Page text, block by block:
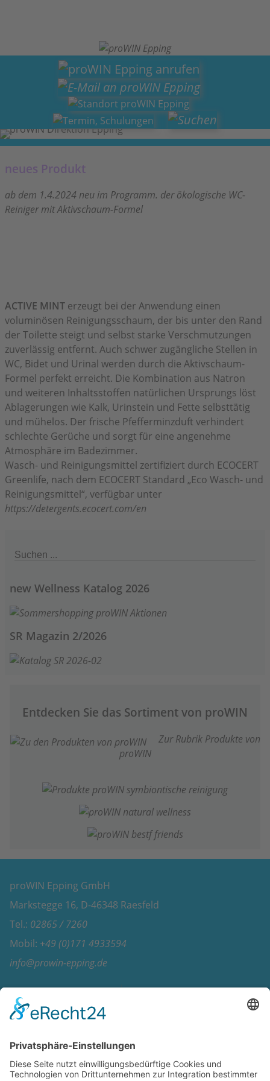
neues Produkt
ab dem 1.4.2024 neu im Programm. der ökologische WC-
Reiniger mit Aktivschaum-Formel
ACTIVE MINT erzeugt bei der Anwendung einen
voluminösen Reinigungsschaum, der bis unter den Rand
der Toilette steigt und selbst starke Verschmutzungen
zuverlässig entfernt. Auch schwer zugängliche Stellen in
WC, Bidet und Urinal werden durch die Aktivschaum-
Formel perfekt erreicht. Die Kombination aus Natron
und weiteren Inhaltsstoffen natürlichen Ursprungs löst
Ablagerungen wie Kalk, Urinstein und Fette selbsttätig
und mühelos. Der frische Pfefferminzduft verhindert
schlechte Gerüche und sorgt für eine angenehme
Atmosphäre im Badezimmer.
Wasch- und Reinigungsmittel zertifiziert durch ECOCERT
Greenlife, nach dem ECOCERT Standard „Eco Wasch- und
Reinigungsmittel“, verfügbar unter
https://detergents.ecocert.com/en
new Wellness Katalog 2026
SR Magazin 2/2026
Entdecken Sie das Sortiment von proWIN
Zur Rubrik Produkte von
proWIN
proWIN Epping GmbH
Markstegge 16, D-46348 Raesfeld
Tel.: 02865 / 7260
Mobil: +49 (0)171 4933594
info@prowin-epping.de
Home
VL Standorte Deutschland
Schulungszentrum Anfahrt